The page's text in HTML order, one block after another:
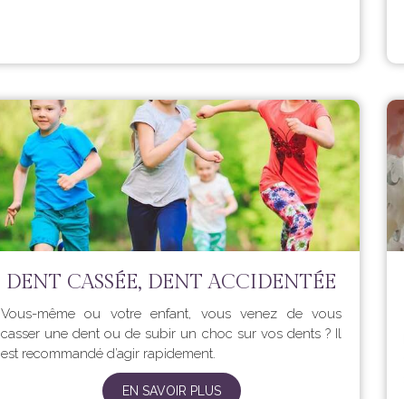
DENT CASSÉE, DENT ACCIDENTÉE
Vous-même ou votre enfant, vous venez de vous
casser une dent ou de subir un choc sur vos dents ? Il
est recommandé d’agir rapidement.
EN SAVOIR PLUS